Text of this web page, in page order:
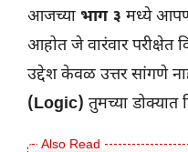
आजच्या भाग ३ मध्ये आपण
आहोत जे वारंवार परीक्षेत
उद्देश केवळ उत्तर सांगणे
(Logic) तुमच्या